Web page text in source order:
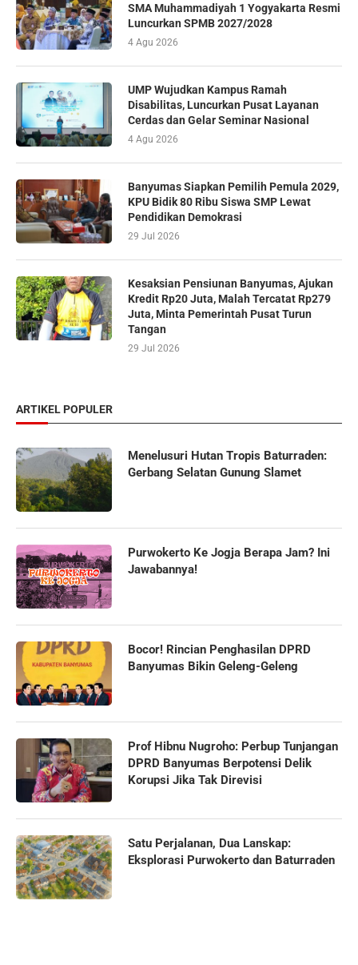
SMA Muhammadiyah 1 Yogyakarta Resmi
Luncurkan SPMB 2027/2028
4 Agu 2026
UMP Wujudkan Kampus Ramah
Disabilitas, Luncurkan Pusat Layanan
Cerdas dan Gelar Seminar Nasional
4 Agu 2026
Banyumas Siapkan Pemilih Pemula 2029,
KPU Bidik 80 Ribu Siswa SMP Lewat
Pendidikan Demokrasi
29 Jul 2026
Kesaksian Pensiunan Banyumas, Ajukan
Kredit Rp20 Juta, Malah Tercatat Rp279
Juta, Minta Pemerintah Pusat Turun
Tangan
29 Jul 2026
ARTIKEL POPULER
Menelusuri Hutan Tropis Baturraden:
Gerbang Selatan Gunung Slamet
Purwokerto Ke Jogja Berapa Jam? Ini
Jawabannya!
Bocor! Rincian Penghasilan DPRD
Banyumas Bikin Geleng-Geleng
Prof Hibnu Nugroho: Perbup Tunjangan
DPRD Banyumas Berpotensi Delik
Korupsi Jika Tak Direvisi
Satu Perjalanan, Dua Lanskap:
Eksplorasi Purwokerto dan Baturraden